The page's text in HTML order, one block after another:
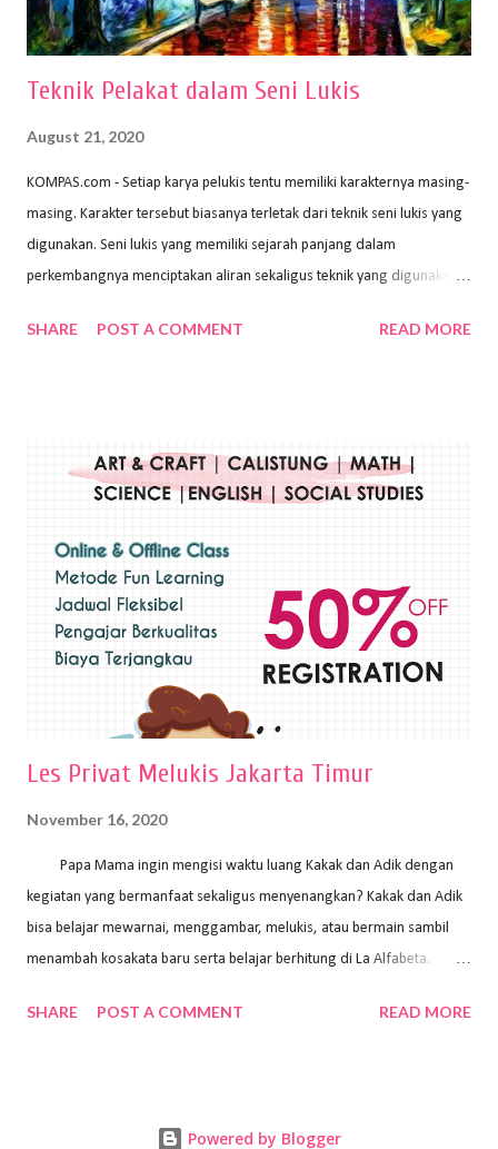
Teknik Pelakat dalam Seni Lukis
August 21, 2020
KOMPAS.com - Setiap karya pelukis tentu memiliki karakternya masing-
masing. Karakter tersebut biasanya terletak dari teknik seni lukis yang
digunakan. Seni lukis yang memiliki sejarah panjang dalam
perkembangnya menciptakan aliran sekaligus teknik yang digunakan.
Wayan Kun Adnyana, teknik yang berbeda tentunya akan
menggunakan bahan dasar cat air, cat akrilik, atau cat minyak dengan
sapuan warna cat yang tebal. Dengan memberikan sapuan warna
pelukis untuk menghasilkan lukisan yang mempesona dan tentunya
bernilai tinggi. Ciri teknik plakat Ciri-ciri teknik plakat, yaitu: Sapuan
warna yang kental dan tebal. Hasil lukisan menutupi seluruh bagian
medianya Mem...
SHARE POST A COMMENT READ MORE
Les Privat Melukis Jakarta Timur
November 16, 2020
Papa Mama ingin mengisi waktu luang Kakak dan Adik dengan
kegiatan yang bermanfaat sekaligus menyenangkan? Kakak dan Adik
bisa belajar mewarnai, menggambar, melukis, atau bermain sambil
menambah kosakata baru serta belajar berhitung di La Alfabeta.
kok untuk mengajar dengan metode yang fun, La Alfabeta
SHARE POST A COMMENT READ MORE
Powered by Blogger